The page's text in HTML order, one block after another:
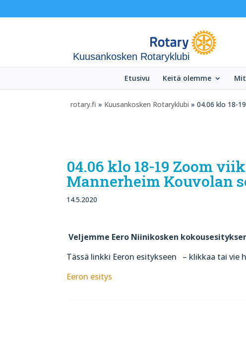
Kuusankosken Rotaryklubi
Etusivu Keitä olemme
rotary.fi » Kuusankosken Rotaryklubi » 04.06 klo 18-
04.06 klo 18-19 Zoom
Mannerheim Kouvolan
14.5.2020
Veljemme Eero Niinikosken
Tässä linkki Eeron esitykseen – klikkaa tai vie
Eeron esitys